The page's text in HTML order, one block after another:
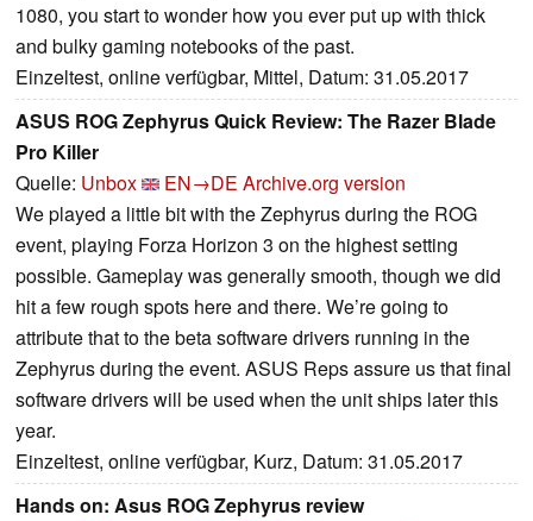
1080, you start to wonder how you ever put up with thick
and bulky gaming notebooks of the past.
Einzeltest, online verfügbar, Mittel, Datum: 31.05.2017
ASUS ROG Zephyrus Quick Review: The Razer Blade
Pro Killer
Quelle: Unbox EN→DE Archive.org version
We played a little bit with the Zephyrus during the ROG
event, playing Forza Horizon 3 on the highest setting
possible. Gameplay was generally smooth, though we did
hit a few rough spots here and there. We’re going to
attribute that to the beta software drivers running in the
Zephyrus during the event. ASUS Reps assure us that final
software drivers will be used when the unit ships later this
year.
Einzeltest, online verfügbar, Kurz, Datum: 31.05.2017
Hands on: Asus ROG Zephyrus review